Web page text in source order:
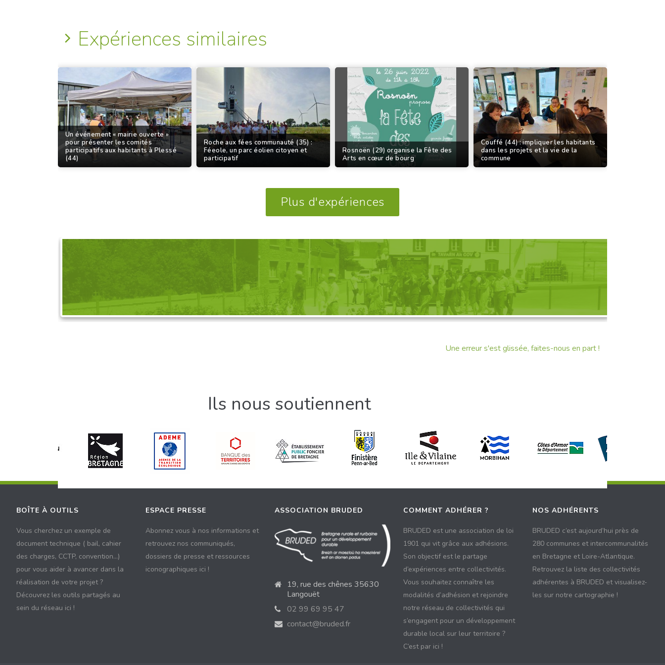
Expériences similaires
Un événement « mairie ouverte »
pour présenter les comités
participatifs aux habitants à Plessé
(44)
Roche aux fées communauté (35) :
Féeole, un parc éolien citoyen et
participatif
Rosnoën (29) organise la Fête des
Arts en cœur de bourg
Couffé (44) : impliquer les habitants
dans les projets et la vie de la
commune
Plus d'expériences
DEMANDEZ L'ORGANISATION D'UNE VISITE, D'UNE RENCONTRE
Découvrez nos propositions
Une erreur s'est glissée, faites-nous en part !
Ils nous soutiennent
BOÎTE À OUTILS
Vous cherchez un exemple de
document technique ( bail, cahier
des charges, CCTP, convention...)
pour vous aider à avancer dans la
réalisation de votre projet ?
Découvrez les outils partagés au
sein du réseau ici !
ESPACE PRESSE
Abonnez vous à nos informations et
retrouvez nos communiqués,
dossiers de presse et ressources
iconographiques ici !
ASSOCIATION BRUDED
19, rue des chênes 35630
Langouët
02 99 69 95 47
contact@bruded.fr
COMMENT ADHÉRER ?
BRUDED est une association de loi
1901 qui vit grâce aux adhésions.
Son objectif est le partage
d’expériences entre collectivités.
Vous souhaitez connaître les
modalités d’adhésion et rejoindre
notre réseau de collectivités qui
s’engagent pour un développement
durable local sur leur territoire ?
C’est par ici !
NOS ADHÉRENTS
BRUDED c’est aujourd’hui près de
280 communes et intercommunalités
en Bretagne et Loire-Atlantique.
Retrouvez la liste des collectivités
adhérentes à BRUDED et visualisez-
les sur notre cartographie !